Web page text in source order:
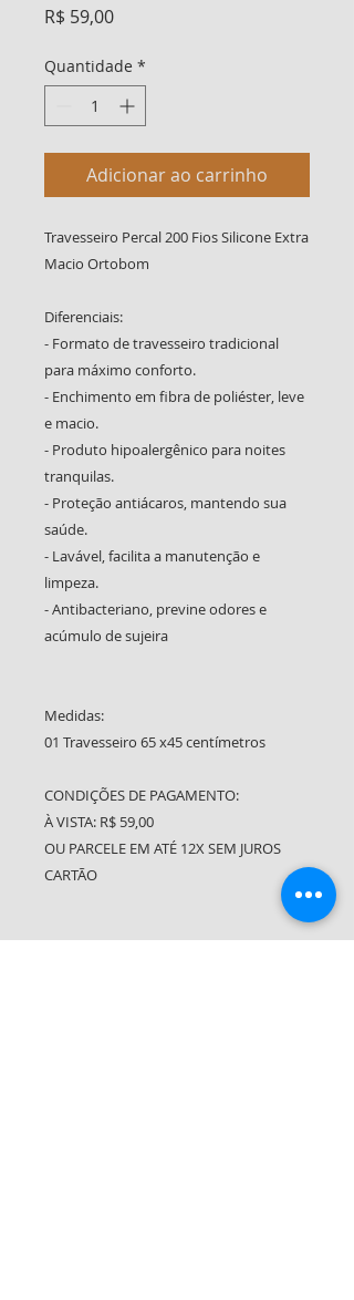
R$ 59,00Preço
Quantidade *
Adicionar ao carrinho
Travesseiro Percal 200 Fios Silicone Extra
Macio Ortobom
Diferenciais:
- Formato de travesseiro tradicional
para máximo conforto.
- Enchimento em fibra de poliéster, leve
e macio.
- Produto hipoalergênico para noites
tranquilas.
- Proteção antiácaros, mantendo sua
saúde.
- Lavável, facilita a manutenção e
limpeza.
- Antibacteriano, previne odores e
acúmulo de sujeira
Medidas:
01 Travesseiro 65 x45 centímetros
CONDIÇÕES DE PAGAMENTO:
À VISTA: R$ 59,00
OU PARCELE EM ATÉ 12X SEM JUROS
CARTÃO